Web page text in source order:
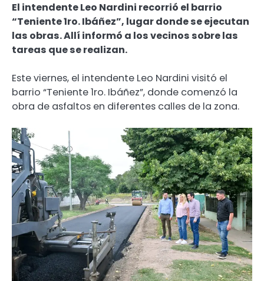
El intendente Leo Nardini recorrió el barrio
“Teniente 1ro. Ibáñez”, lugar donde se ejecutan
las obras. Allí informó a los vecinos sobre las
tareas que se realizan.
Este viernes, el intendente Leo Nardini visitó el
barrio “Teniente 1ro. Ibáñez”, donde comenzó la
obra de asfaltos en diferentes calles de la zona.